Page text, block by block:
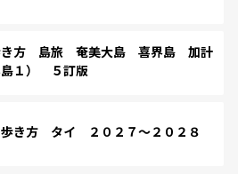
き方 島旅 奄美大島 喜界島 加計
島１） ５訂版
き方 タイ ２０２７～２０２８